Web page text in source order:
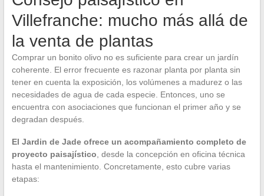
Villefranche: mucho más allá de
la venta de plantas
Comprar un bonito olivo no es suficiente para crear un jardín
coherente. El error frecuente es razonar planta por planta sin
tener en cuenta la exposición, los volúmenes a madurez o las
necesidades de agua de cada especie. Entonces, uno se
encuentra con asociaciones que funcionan el primer año y se
degradan después.
El Jardin de Jade ofrece un acompañamiento completo de
proyecto paisajístico, desde la concepción en oficina técnica
hasta el mantenimiento. Concretamente, esto cubre varias
etapas: